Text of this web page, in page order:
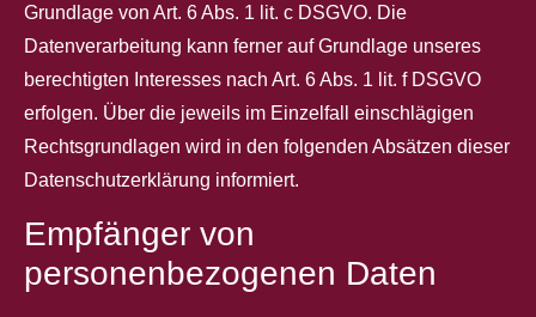
Grundlage von Art. 6 Abs. 1 lit. c DSGVO. Die
Datenverarbeitung kann ferner auf Grundlage unseres
berechtigten Interesses nach Art. 6 Abs. 1 lit. f DSGVO
erfolgen. Über die jeweils im Einzelfall einschlägigen
Rechtsgrundlagen wird in den folgenden Absätzen dieser
Datenschutzerklärung informiert.
Empfänger von
personenbezogenen Daten